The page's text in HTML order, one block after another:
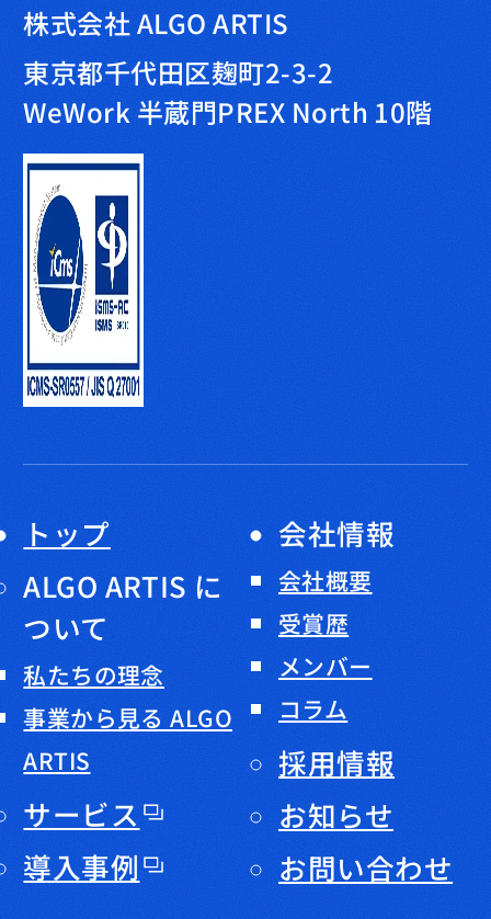
株式会社 ALGO ARTIS
東京都千代田区麹町2-3-2
WeWork 半蔵門PREX North 10階
トップ
ALGO ARTIS に
ついて
私たちの理念
事業から見る ALGO
ARTIS
サービス
導入事例
会社情報
会社概要
受賞歴
メンバー
コラム
採用情報
お知らせ
お問い合わせ